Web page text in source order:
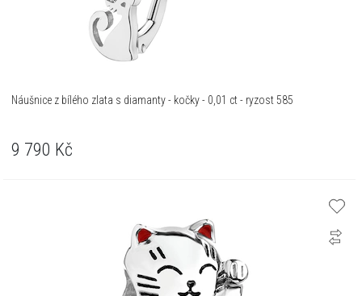
Náušnice z bílého zlata s diamanty - kočky - 0,01 ct - ryzost 585
9 790 Kč